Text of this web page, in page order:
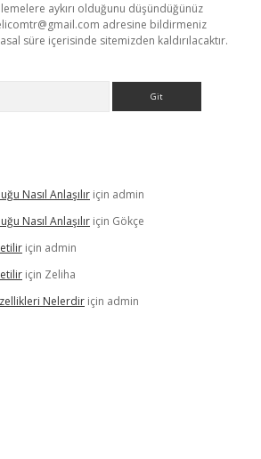
aykırı olduğunu düşündüğünüz
adresine bildirmeniz
süre içerisinde sitemizden kaldırılacaktır.
Nasıl Anlaşılır için admin
Nasıl Anlaşılır için Gökçe
için admin
için Zeliha
Nelerdir için admin